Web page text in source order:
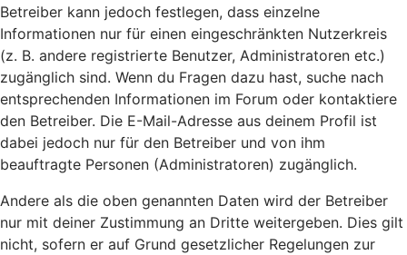
Betreiber kann jedoch festlegen, dass einzelne
Informationen nur für einen eingeschränkten Nutzerkreis
(z. B. andere registrierte Benutzer, Administratoren etc.)
zugänglich sind. Wenn du Fragen dazu hast, suche nach
entsprechenden Informationen im Forum oder kontaktiere
den Betreiber. Die E-Mail-Adresse aus deinem Profil ist
dabei jedoch nur für den Betreiber und von ihm
beauftragte Personen (Administratoren) zugänglich.
Andere als die oben genannten Daten wird der Betreiber
nur mit deiner Zustimmung an Dritte weitergeben. Dies gilt
nicht, sofern er auf Grund gesetzlicher Regelungen zur